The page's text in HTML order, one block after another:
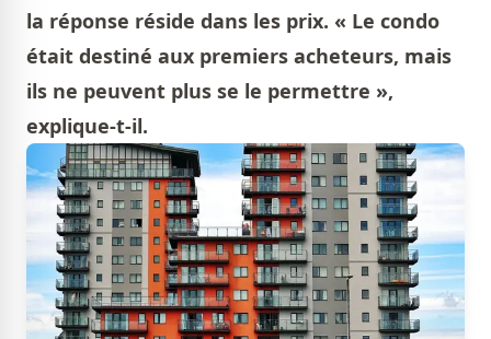
la réponse réside dans les prix. « Le condo
était destiné aux premiers acheteurs, mais
ils ne peuvent plus se le permettre »,
explique-t-il.